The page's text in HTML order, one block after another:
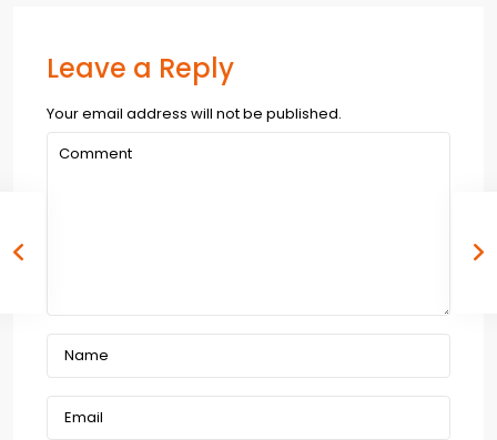
Leave a Reply
Your email address will not be published.